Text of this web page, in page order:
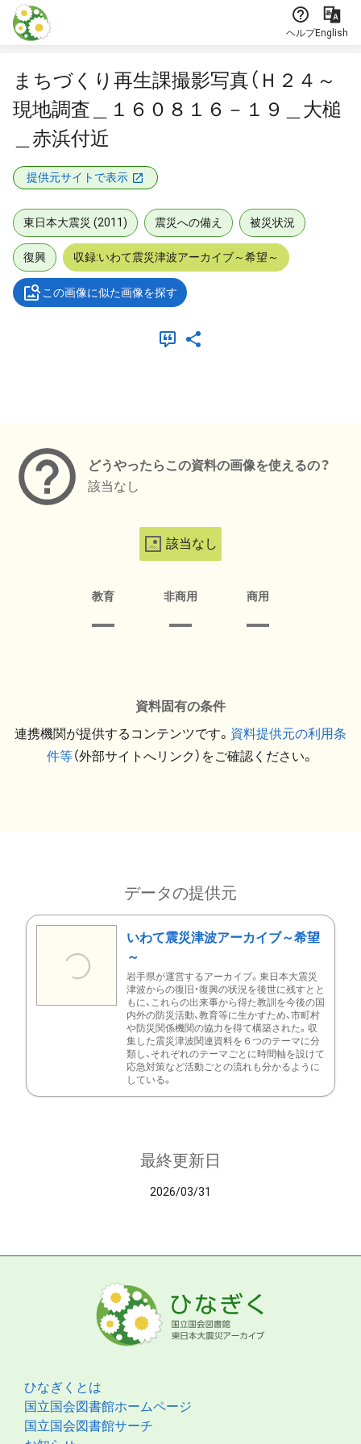
本文に飛ぶ
ヘルプEnglish
まちづくり再生課撮影写真（Ｈ２４～
現地調査＿１６０８１６－１９＿大槌
＿赤浜付近
提供元サイトで表示
東日本大震災 (2011) 震災への備え 被災状況
復興 収録:いわて震災津波アーカイブ～希望～
この画像に似た画像を探す
どうやったらこの資料の画像を使えるの？
該当なし
該当なし
教育 非商用 商用
資料固有の条件
連携機関が提供するコンテンツです。 資料提供元の利用条
件等（外部サイトへリンク）をご確認ください。
データの提供元
いわて震災津波アーカイブ～希望
～
岩手県が運営するアーカイブ。東日本大震災
津波からの復旧・復興の状況を後世に残すとと
もに、これらの出来事から得た教訓を今後の国
内外の防災活動、教育等に生かすため、市町村
や防災関係機関の協力を得て構築された。収
集した震災津波関連資料を６つのテーマに分
類し、それぞれのテーマごとに時間軸を設けて
応急対策など活動ごとの流れも分かるように
している。
最終更新日
2026/03/31
ひなぎくとは
国立国会図書館ホームページ
国立国会図書館サーチ